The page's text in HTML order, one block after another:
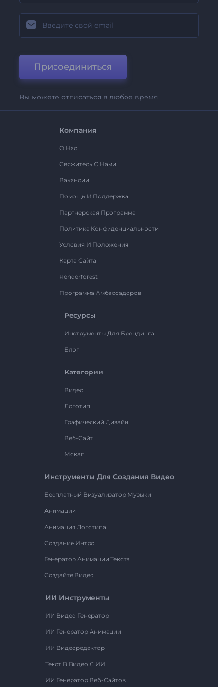
Присоединиться
Вы можете отписаться в любое время
Компания
О Нас
Свяжитесь С Нами
Вакансии
Помощь И Поддержка
Партнерская Программа
Политика Конфиденциальности
Условия И Положения
Карта Сайта
Renderforest
Программа Амбассадоров
Ресурсы
Инструменты Для Брендинга
Блог
Категории
Видео
Логотип
Графический Дизайн
Веб-Сайт
Мокап
Инструменты Для Создания Видео
Бесплатный Визуализатор Музыки
Анимации
Анимация Логотипа
Создание Интро
Генератор Анимации Текста
Создайте Видео
ИИ Инструменты
ИИ Видео Генератор
ИИ Генератор Анимации
ИИ Видеоредактор
Текст В Видео С ИИ
ИИ Генератор Веб-Сайтов